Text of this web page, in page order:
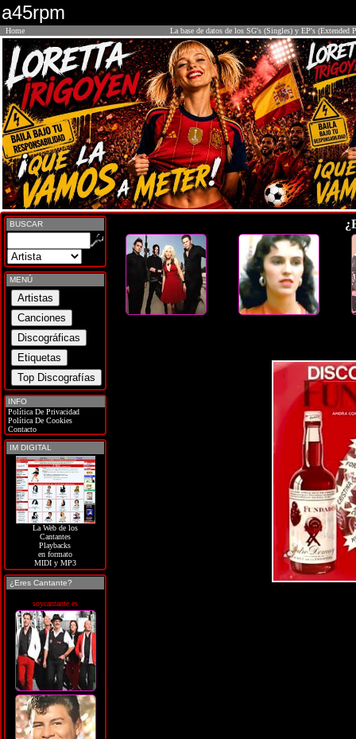
a45rpm
Home La base de datos de los SG's (Singles) y EP's (Extended
BUSCAR
MENÚ
INFO
Política De Privacidad
Política De Cookies
Contacto
IM DIGITAL
La Web de los
Cantantes
Playbacks
en formato
MIDI y MP3
¿Eres Cantante?
soycantante.es